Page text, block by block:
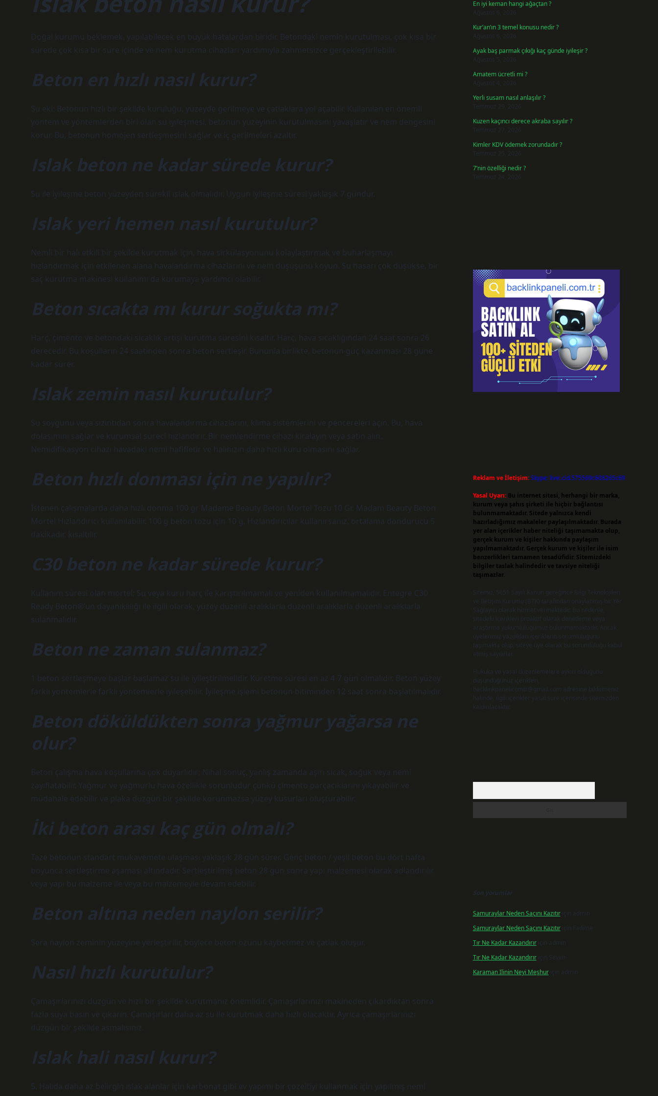
Doğal kurumu beklemek, yapılabilecek en büyük hatalardan biridir. Betondaki nemin kurutulması, çok kısa bir
sürede çok kısa bir süre içinde ve nem kurutma cihazları yardımıyla zahmetsizce gerçekleştirilebilir.
Beton en hızlı nasıl kurur?
Su eki: Betonun hızlı bir şekilde kuruluğu, yüzeyde gerilmeye ve çatlaklara yol açabilir. Kullanılan en önemli
yöntem ve yöntemlerden biri olan su iyileşmesi, betonun yüzeyinin kurutulmasını yavaşlatır ve nem dengesini
korur. Bu, betonun homojen sertleşmesini sağlar ve iç gerilmeleri azaltır.
Islak beton ne kadar sürede kurur?
Su ile iyileşme beton yüzeyden sürekli ıslak olmalıdır. Uygun iyileşme süresi yaklaşık 7 gündür.
Islak yeri hemen nasıl kurutulur?
Nemli bir halı etkili bir şekilde kurutmak için, hava sirkülasyonunu kolaylaştırmak ve buharlaşmayı
hızlandırmak için etkilenen alana havalandırma cihazlarını ve nem düşüşünü koyun. Su hasarı çok düşükse, bir
saç kurutma makinesi kullanımı da kurumaya yardımcı olabilir.
Beton sıcakta mı kurur soğukta mı?
Harç, çimento ve betondaki sıcaklık artışı kurutma süresini kısaltır. Harç, hava sıcaklığından 24 saat sonra 26
derecedir. Bu koşulların 24 saatinden sonra beton sertleşir. Bununla birlikte, betonun güç kazanması 28 güne
kadar sürer.
Islak zemin nasıl kurutulur?
Su soygunu veya sızıntıdan sonra havalandırma cihazlarını, klima sistemlerini ve pencereleri açın. Bu, hava
dolaşımını sağlar ve kurumsal süreci hızlandırır. Bir nemlendirme cihazı kiralayın veya satın alın.
Nemidifikasyon cihazı havadaki nemi hafifletir ve halınızın daha hızlı kuru olmasını sağlar.
Beton hızlı donması için ne yapılır?
İstenen çalışmalarda daha hızlı donma 100 gr Madame Beauty Beton Mortel Tozu 10 Gr. Madam Beauty Beton
Mortel Hızlandırıcı kullanılabilir. 100 g beton tozu için 10 g. Hızlandırıcılar kullanırsanız, ortalama dondurucu 5
dakikadır. kısaltılır.
C30 beton ne kadar sürede kurur?
Kullanım süresi olan mortel; Su veya kuru harç ile karıştırılmamalı ve yeniden kullanılmamalıdır. Entegre C30
Ready Beton®’un dayanıklılığı ile ilgili olarak, yüzey düzenli aralıklarla düzenli aralıklarla düzenli aralıklarla
sulanmalıdır.
Beton ne zaman sulanmaz?
1 beton sertleşmeye başlar başlamaz su ile iyileştirilmelidir. Küretme süresi en az 4-7 gün olmalıdır. Beton yüzey
farklı yöntemlerle farklı yöntemlerle iyileşebilir. İyileşme işlemi betonun bitiminden 12 saat sonra başlatılmalıdır.
Beton döküldükten sonra yağmur yağarsa ne
olur?
Beton çalışma hava koşullarına çok duyarlıdır; Nihai sonuç, yanlış zamanda aşırı sıcak, soğuk veya nemi
zayıflatabilir. Yağmur ve yağmurlu hava özellikle sorunludur çünkü çimento parçacıklarını yıkayabilir ve
müdahale edebilir ve plaka düzgün bir şekilde korunmazsa yüzey kusurları oluşturabilir.
İki beton arası kaç gün olmalı?
Taze betonun standart mukavemete ulaşması yaklaşık 28 gün sürer. Genç beton / yeşil beton bu dört hafta
boyunca sertleştirme aşaması altındadır. Sertleştirilmiş beton 28 gün sonra yapı malzemesi olarak adlandırılır
veya yapı bu malzeme ile veya bu malzemeyle devam edebilir.
Beton altına neden naylon serilir?
Sera naylon zeminin yüzeyine yerleştirilir, böylece beton özünü kaybetmez ve çatlak oluşur.
Nasıl hızlı kurutulur?
Çamaşırlarınızı düzgün ve hızlı bir şekilde kurutmanız önemlidir. Çamaşırlarınızı makineden çıkardıktan sonra
fazla suya basın ve çıkarın. Çamaşırları daha az su ile kurutmak daha hızlı olacaktır. Ayrıca çamaşırlarınızı
düzgün bir şekilde asmalısınız.
Islak hali nasıl kurur?
5. Halıda daha az belirgin ıslak alanlar için karbonat gibi ev yapımı bir çözeltiyi kullanmak için yapılmış nemi
En iyi keman hangi ağaçtan ?
Ağustos 6, 2026
Kur’an’ın 3 temel konusu nedir ?
Ağustos 6, 2026
Ayak baş parmak çıkığı kaç günde iyileşir ?
Ağustos 5, 2026
Amatem ücretli mi ?
Ağustos 4, 2026
Yerli susam nasıl anlaşılır ?
Temmuz 29, 2026
Kuzen kaçıncı derece akraba sayılır ?
Temmuz 27, 2026
Kimler KDV ödemek zorundadır ?
Temmuz 25, 2026
7’nin özelliği nedir ?
Temmuz 24, 2026
Reklam ve İletişim:Skype: live:.cid.575569c608265c69
Yasal Uyarı: Bu internet sitesi, herhangi bir marka,
kurum veya şahıs şirketi ile hiçbir bağlantısı
bulunmamaktadır. Sitede yalnızca kendi
hazırladığımız makaleler paylaşılmaktadır. Burada
yer alan içerikler haber niteliği taşımamakta olup,
gerçek kurum ve kişiler hakkında paylaşım
yapılmamaktadır. Gerçek kurum ve kişiler ile isim
benzerlikleri tamamen tesadüfidir. Sitemizdeki
bilgiler taslak halindedir ve tavsiye niteliği
taşımazlar.
Sitemiz, 5651 Sayılı Kanun gereğince Bilgi Teknolojileri
ve İletişim Kurumu (BTK) tarafından onaylanmış bir Yer
Sağlayıcı olarak hizmet vermektedir. Bu nedenle,
sitedeki içerikleri proaktif olarak denetleme veya
araştırma yükümlülüğümüz bulunmamaktadır. Ancak,
üyelerimiz yazdıkları içeriklerin sorumluluğunu
taşımakta olup, siteye üye olarak bu sorumluluğu kabul
etmiş sayılırlar.
Hukuka ve yasal düzenlemelere aykırı olduğunu
düşündüğünüz içerikleri,
backlinkpanelicomtr@gmail.com adresine bildirmeniz
halinde, ilgili içerikler yasal süre içerisinde sitemizden
kaldırılacaktır.
Son yorumlar
Samuraylar Neden Saçını Kazıtıriçin
admin
Samuraylar Neden Saçını Kazıtıriçin
Fadime
Tır Ne Kadar Kazandırıriçin
admin
Tır Ne Kadar Kazandırıriçin Sevim
Karaman Ilinin Neyi Meşhuriçin admin